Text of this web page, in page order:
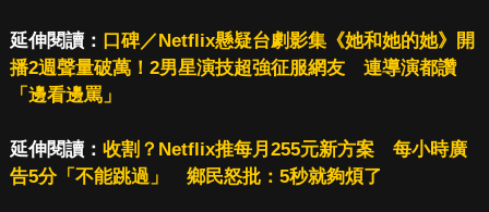
延伸閱讀： 口碑／Netflix懸疑台劇影集《她和她的她》開
播2週聲量破萬！2男星演技超強征服網友 連導演都讚
「邊看邊罵」
延伸閱讀： 收割？Netflix推每月255元新方案 每小時廣
告5分「不能跳過」 鄉民怒批：5秒就夠煩了